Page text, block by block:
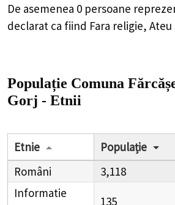
De asemenea 0 persoane
declarat ca fiind Fara religie, Ateu
Populație Comuna
Gorj - Etnii
Etnie Populație
Români
3,118
Informatie
135